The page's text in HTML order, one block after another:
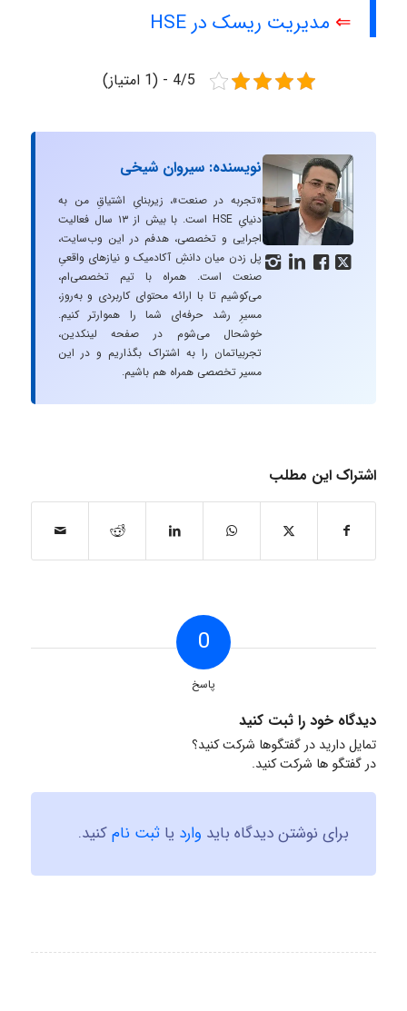
⇐ مدیریت ریسک در HSE
4/5 - (1 امتیاز)
   
نویسنده: سیروان شیخی
«تجربه در صنعت»، زیربنایِ اشتیاقِ من به
دنیایِ HSE است. با بیش از ۱۳ سال فعالیت
اجرایی و تخصصی، هدفم در این وب‌سایت،
پل زدن میان دانشِ آکادمیک و نیازهای واقعیِ
صنعت است. همراه با تیم تخصصی‌ام،
می‌کوشیم تا با ارائه محتوای کاربردی و به‌روز،
مسیرِ رشد حرفه‌ای شما را هموارتر کنیم.
خوشحال می‌شوم در صفحه لینکدین،
تجربیاتمان را به اشتراک بگذاریم و در این
مسیر تخصصی همراه هم باشیم.
اشتراک این مطلب
0
پاسخ
دیدگاه خود را ثبت کنید
تمایل دارید در گفتگوها شرکت کنید؟
در گفتگو ها شرکت کنید.
برای نوشتن دیدگاه باید وارد یا ثبت نامکنید.